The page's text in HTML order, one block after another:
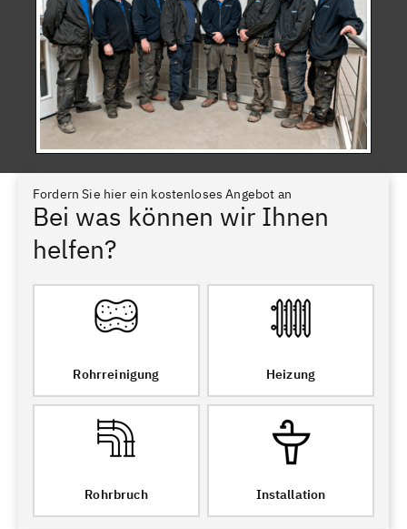
Fordern Sie hier ein kostenloses Angebot an
Bei was können wir Ihnen
helfen?
Rohrreinigung Heizung
Rohrbruch Installation